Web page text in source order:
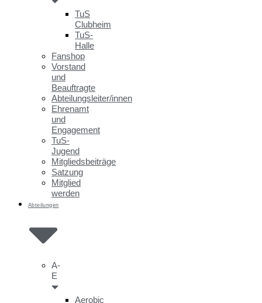
TuS
Clubheim
TuS-
Halle
Fanshop
Vorstand
und
Beauftragte
Abteilungsleiter/innen
Ehrenamt
und
Engagement
TuS-
Jugend
Mitgliedsbeiträge
Satzung
Mitglied
werden
Abteilungen
A-
E
Aerobic